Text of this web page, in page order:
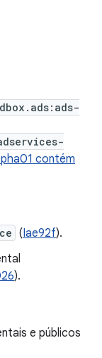
contém
(Iae92f).
).
e públicos